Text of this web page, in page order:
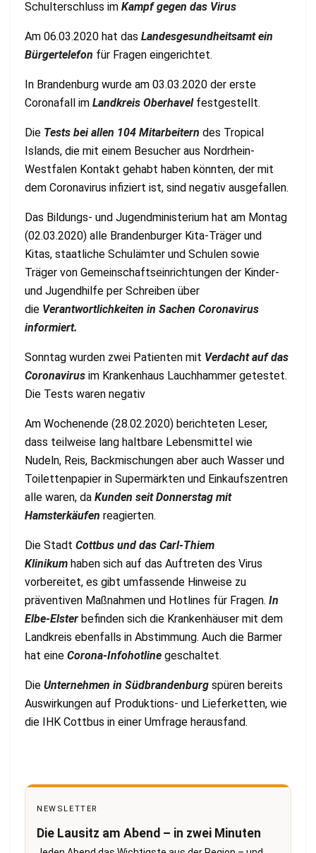
Schulterschluss im Kampf gegen das Virus
Am 06.03.2020 hat das Landesgesundheitsamt ein
Bürgertelefon für Fragen eingerichtet.
In Brandenburg wurde am 03.03.2020 der erste
Coronafall im Landkreis Oberhavelfestgestellt.
Die Tests bei allen 104 Mitarbeitern des Tropical
Islands, die mit einem Besucher aus Nordrhein-
Westfalen Kontakt gehabt haben könnten, der mit
dem Coronavirus infiziert ist, sind negativ ausgefallen.
Das Bildungs- und Jugendministerium hat am Montag
(02.03.2020) alle Brandenburger Kita-Träger und
Kitas, staatliche Schulämter und Schulen sowie
Träger von Gemeinschaftseinrichtungen der Kinder-
und Jugendhilfe per Schreiben über
die Verantwortlichkeiten in Sachen Coronavirus
informiert.
Sonntag wurden zwei Patienten mit Verdacht auf das
Coronavirus im Krankenhaus Lauchhammer getestet.
Die Tests waren negativ
Am Wochenende (28.02.2020) berichteten Leser,
dass teilweise lang haltbare Lebensmittel wie
Nudeln, Reis, Backmischungen aber auch Wasser und
Toilettenpapier in Supermärkten und Einkaufszentren
alle waren, da Kunden seit Donnerstag mit
Hamsterkäufen reagierten.
Die Stadt Cottbus und das Carl-Thiem
Klinikum haben sich auf das Auftreten des Virus
vorbereitet, es gibt umfassende Hinweise zu
präventiven Maßnahmen und Hotlines für Fragen. In
Elbe-Elster befinden sich die Krankenhäuser mit dem
Landkreis ebenfalls in Abstimmung. Auch die Barmer
hat eine Corona-Infohotline geschaltet.
Die Unternehmen in Südbrandenburg spüren bereits
Auswirkungen auf Produktions- und Lieferketten, wie
die IHK Cottbus in einer Umfrage herausfand.
NEWSLETTER
Die Lausitz am Abend – in zwei Minuten